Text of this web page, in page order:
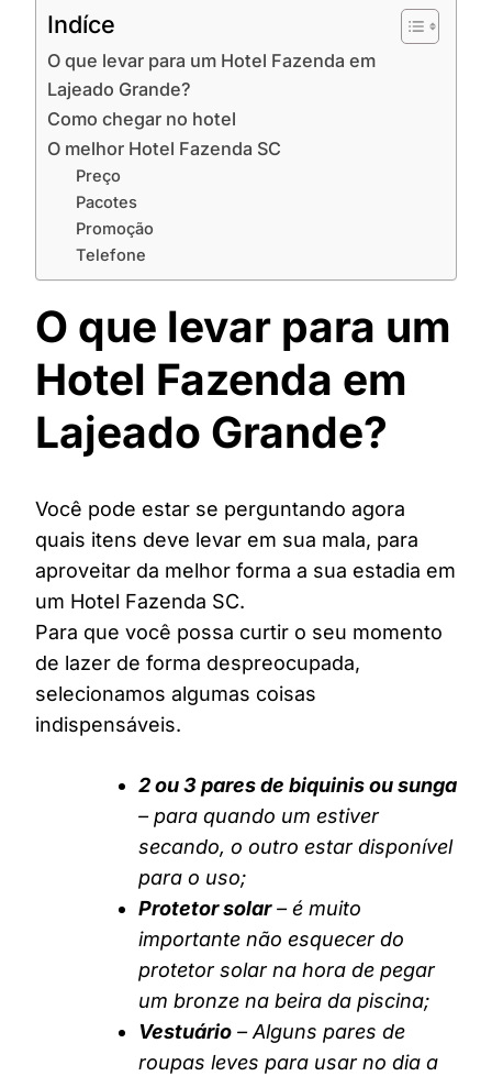
Indíce
O que levar para um Hotel Fazenda em
Lajeado Grande?
Como chegar no hotel
O melhor Hotel Fazenda SC
Preço
Pacotes
Promoção
Telefone
O que levar para um
Hotel Fazenda em
Lajeado Grande?
Você pode estar se perguntando agora
quais itens deve levar em sua mala, para
aproveitar da melhor forma a sua estadia em
um Hotel Fazenda SC.
Para que você possa curtir o seu momento
de lazer de forma despreocupada,
selecionamos algumas coisas
indispensáveis.
2 ou 3 pares de biquinis ou sunga
– para quando um estiver
secando, o outro estar disponível
para o uso;
Protetor solar– é muito
importante não esquecer do
protetor solar na hora de pegar
um bronze na beira da piscina;
Vestuário – Alguns pares de
roupas leves para usar no dia a